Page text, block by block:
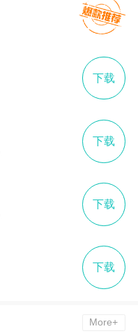
下载
下载
下载
下载
More+